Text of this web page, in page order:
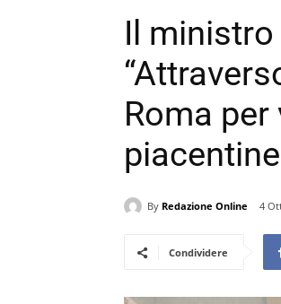
Il
Roma
By Redazione Online 4
Condividere